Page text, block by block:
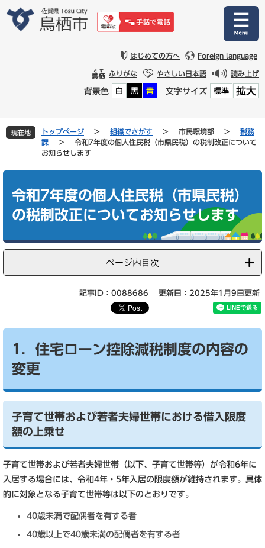
文
はじめての方へ Foreign language
ふりがな やさしい日本語 読み上げ
背景色 白 黒 青 文字サイズ 標準 拡大
現在地 トップページ > 組織でさがす > 市民環境部 >
税務
課
>
令和7年度の個人住民税（市県民税）の税制改正について
お知らせします
令和7年度の個人住民税（市県民税）
の税制改正についてお知らせします
ページ内目次
記事ID：0088686 更新日：2025年1月9日更新
1．住宅ローン控除減税制度の内容の
変更
子育て世帯および若者夫婦世帯における借入限度
額の上乗せ
子育て世帯および若者夫婦世帯（以下、子育て世帯等）が令和6年に
入居する場合には、令和4年・5年入居の限度額が維持されます。具体
的に対象となる子育て世帯等は以下のとおりです。
40歳未満で配偶者を有する者
40歳以上で40歳未満の配偶者を有する者